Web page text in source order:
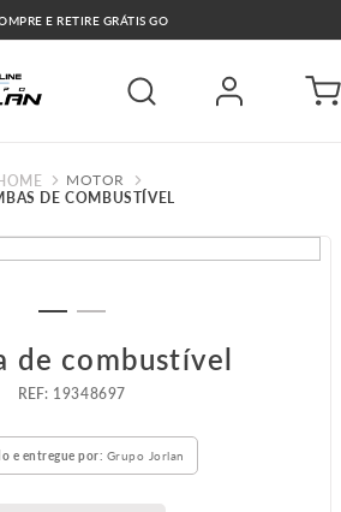
ATÉ 10X SEM JUROS NO CARTÃO
MOTOR
DE COMBUSTÍVEL
de combustível
: 19348697
e entregue por: Grupo Jorlan